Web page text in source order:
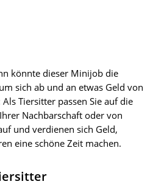
könnte dieser Minijob die
sich ab und an etwas Geld von
Tiersitter passen Sie auf die
Nachbarschaft oder von
und verdienen sich Geld,
eine schöne Zeit machen.